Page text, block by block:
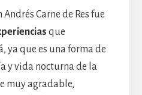
Carne de Res fue
que
ya que es una forma de
y vida nocturna de la
muy agradable,